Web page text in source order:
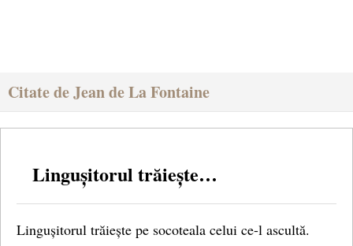
Citate de Jean de La Fontaine
Lingușitorul trăiește…
Lingușitorul trăiește pe socoteala celui ce-l ascultă.